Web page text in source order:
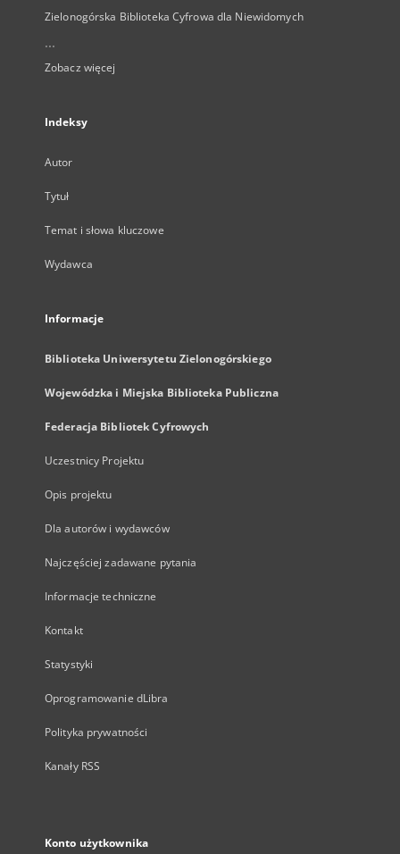
Zielonogórska Biblioteka Cyfrowa dla Niewidomych
...
Zobacz więcej
Indeksy
Autor
Tytuł
Temat i słowa kluczowe
Wydawca
Informacje
Biblioteka Uniwersytetu Zielonogórskiego
Wojewódzka i Miejska Biblioteka Publiczna
Federacja Bibliotek Cyfrowych
Uczestnicy Projektu
Opis projektu
Dla autorów i wydawców
Najczęściej zadawane pytania
Informacje techniczne
Kontakt
Statystyki
Oprogramowanie dLibra
Polityka prywatności
Kanały RSS
Konto użytkownika